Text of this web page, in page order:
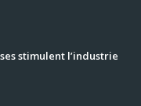
stimulent l’industrie